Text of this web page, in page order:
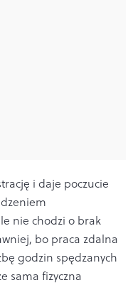
i daje poczucie
nie chodzi o brak
bo praca zdalna
godzin spędzanych
sama fizyczna